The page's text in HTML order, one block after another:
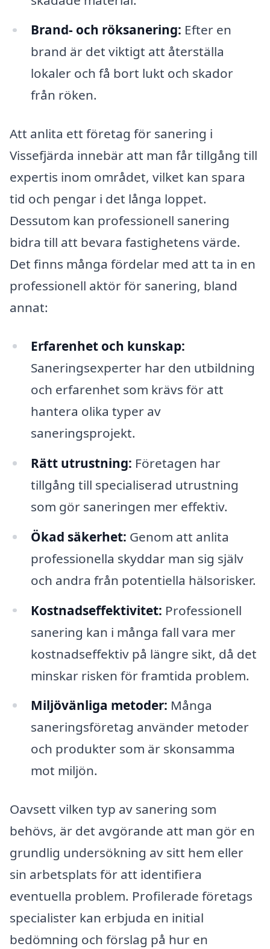
Brand- och röksanering: Efter en
brand är det viktigt att återställa
lokaler och få bort lukt och skador
från röken.
Att anlita ett företag för sanering i
Vissefjärda innebär att man får tillgång till
expertis inom området, vilket kan spara
tid och pengar i det långa loppet.
Dessutom kan professionell sanering
bidra till att bevara fastighetens värde.
Det finns många fördelar med att ta in en
professionell aktör för sanering, bland
annat:
Erfarenhet och kunskap:
Saneringsexperter har den utbildning
och erfarenhet som krävs för att
hantera olika typer av
saneringsprojekt.
Rätt utrustning: Företagen har
tillgång till specialiserad utrustning
som gör saneringen mer effektiv.
Ökad säkerhet: Genom att anlita
professionella skyddar man sig själv
och andra från potentiella hälsorisker.
Kostnadseffektivitet: Professionell
sanering kan i många fall vara mer
kostnadseffektiv på längre sikt, då det
minskar risken för framtida problem.
Miljövänliga metoder: Många
saneringsföretag använder metoder
och produkter som är skonsamma
mot miljön.
Oavsett vilken typ av sanering som
behövs, är det avgörande att man gör en
grundlig undersökning av sitt hem eller
sin arbetsplats för att identifiera
eventuella problem. Profilerade företags
specialister kan erbjuda en initial
bedömning och förslag på hur en